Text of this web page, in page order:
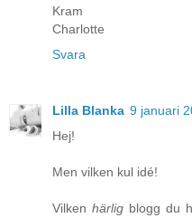
Kram
Charlotte
Svara
Lilla Blanka 9 januari
Hej!
Men vilken kul idé!
Vilkenhärlig blogg du